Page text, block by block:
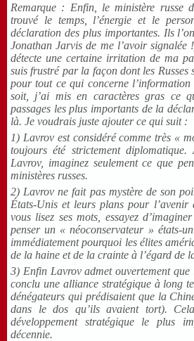
Remarque : Enfin, le ministère russe
trouvé le temps, l’énergie et le
déclaration des plus importantes. Ils
Jonathan Jarvis de me l’avoir signalée
détecte une certaine irritation de ma
suis frustré par la façon dont les Russes
pour tout ce qui concerne
soit, j’ai mis en caractères gras ce
passages les plus importants de la
là. Je voudrais juste ajouter ce qui suit :
1) Lavrov est considéré comme très «
toujours été strictement
Lavrov, imaginez seulement ce que
ministères russes.
2) Lavrov ne fait pas mystère de son
États-Unis et leurs plans pour l’avenir
vous lisez ses mots, essayez
penser un « néoconservateur » états-
immédiatement pourquoi les élites
de la haine et de la crainte à l’égard de
3) Enfin Lavrov admet ouvertement
conclu une alliance stratégique à long
dénégateurs qui prédisaient que la
dans le dos qu’ils avaient tort).
développement stratégique le plus
décennie.